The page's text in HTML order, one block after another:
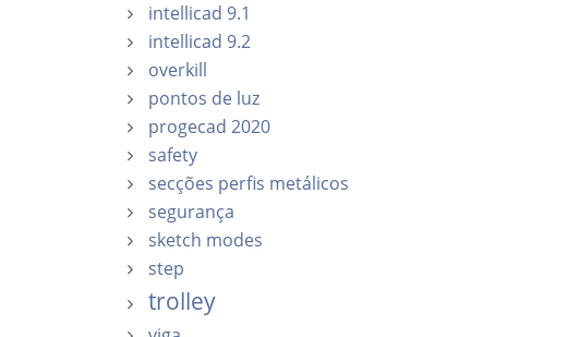
intellicad 9.1
intellicad 9.2
overkill
pontos de luz
progecad 2020
safety
secções perfis metálicos
segurança
sketch modes
step
trolley